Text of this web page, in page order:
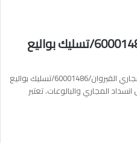
تسليك مجاري القيروان/60001486/تسليك بواليع
يبحث العديد من الأشخاص عن تسليك مجاري القيروان/60001486/تسليك بواليع
المجاري والبالوعات. تعتبر